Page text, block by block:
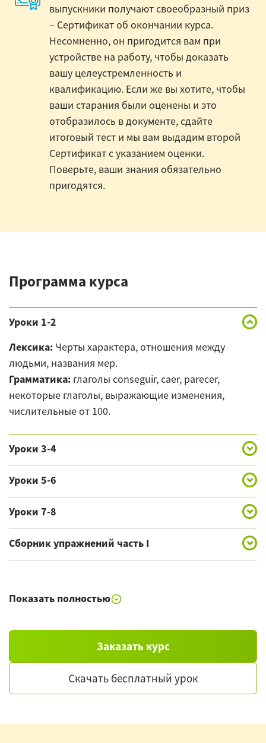
выпускники получают своеобразный приз
– Сертификат об окончании курса.
Несомненно, он пригодится вам при
устройстве на работу, чтобы доказать
вашу целеустремленность и
квалификацию. Если же вы хотите, чтобы
ваши старания были оценены и это
отобразилось в документе, сдайте
итоговый тест и мы вам выдадим второй
Сертификат с указанием оценки.
Поверьте, ваши знания обязательно
пригодятся.
Программа курса
Уроки 1-2
Лексика: Черты характера, отношения между
людьми, названия мер.
Грамматика: глаголы conseguir, caer, parecer,
некоторые глаголы, выражающие изменения,
числительные от 100.
Уроки 3-4
праздники, обычаи и традиции.
Грамматика:
(настоящее время сослагательного наклонения) в
отдельных предложениях, местоимения,
вопросительные и восклицательные наречия.
Уроки 5-6
родители и дети, молодежь, образование.
Грамматика:
глаголов типа querer, mandar, выражение
необходимости.
Уроки 7-8
Лексика:
погода и климат, окружающая среда.
Грамматика:
собирательные существительные.
Сборник упражнений часть I
Показать полностью
Заказать курс
Скачать бесплатный урок